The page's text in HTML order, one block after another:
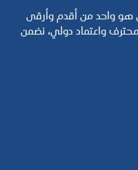
هو واحد من أقدم وأرقى
واعتماد دولي، نضمن